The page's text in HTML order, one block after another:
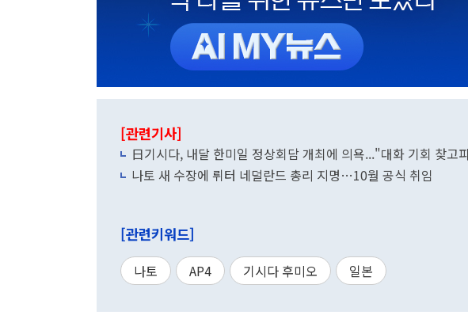
[관련기사]
日기시다, 내달 한미일 정상회담 개최에 의욕..."대화 기회 찾고
나토 새 수장에 뤼터 네덜란드 총리 지명…10월 공식 취임
[관련키워드]
나토 AP4 기시다 후미오 일본